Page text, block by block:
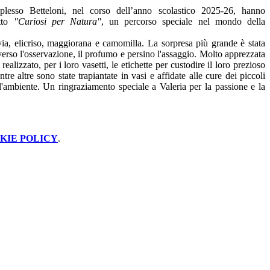
Betteloni, nel corso dell’anno scolastico 2025-26, hanno
"Curiosi per Natura", un percorso speciale nel mondo della
elicriso, maggiorana e camomilla. La sorpresa più grande è stata
l'osservazione, il profumo e persino l'assaggio. Molto apprezzata
per i loro vasetti, le etichette per custodire il loro prezioso
altre sono state trapiantate in vasi e affidate alle cure dei piccoli
Un ringraziamento speciale a Valeria per la passione e la
POLICY.